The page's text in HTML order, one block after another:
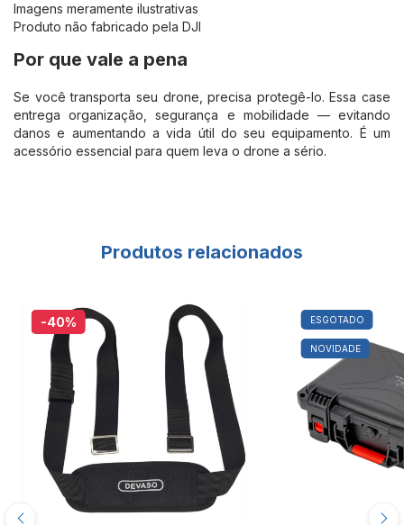
Imagens meramente ilustrativas
Produto não fabricado pela DJI
Por que vale a pena
Se você transporta seu drone, precisa protegê-lo. Essa case
entrega organização, segurança e mobilidade — evitando
danos e aumentando a vida útil do seu equipamento. É um
acessório essencial para quem leva o drone a sério.
Produtos relacionados
-40% ESGOTADO
NOVIDADE